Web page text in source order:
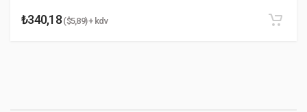
₺340,18($5,89) + kdv